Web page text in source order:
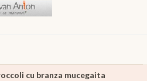
cu branza mucegaita